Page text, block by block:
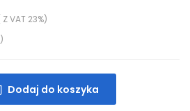
VAT 23%)
Dodaj do koszyka